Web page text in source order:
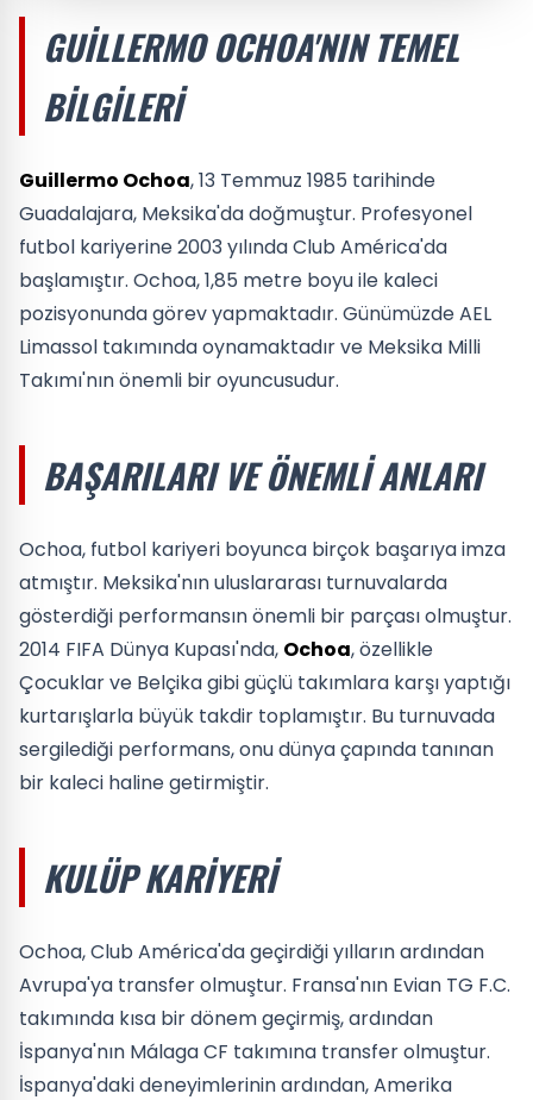
GUILLERMO OCHOA'NIN TEMEL
BILGILERI
Guillermo Ochoa, 13 Temmuz 1985 tarihinde
Guadalajara, Meksika'da doğmuştur. Profesyonel
futbol kariyerine 2003 yılında Club América'da
başlamıştır. Ochoa, 1,85 metre boyu ile kaleci
pozisyonunda görev yapmaktadır. Günümüzde AEL
Limassol takımında oynamaktadır ve Meksika Milli
Takımı'nın önemli bir oyuncusudur.
BAŞARILARI VE ÖNEMLI ANLARI
Ochoa, futbol kariyeri boyunca birçok başarıya imza
atmıştır. Meksika'nın uluslararası turnuvalarda
gösterdiği performansın önemli bir parçası olmuştur.
2014 FIFA Dünya Kupası'nda, Ochoa, özellikle
Çocuklar ve Belçika gibi güçlü takımlara karşı yaptığı
kurtarışlarla büyük takdir toplamıştır. Bu turnuvada
sergilediği performans, onu dünya çapında tanınan
bir kaleci haline getirmiştir.
KULÜP KARIYERI
Ochoa, Club América'da geçirdiği yılların ardından
Avrupa'ya transfer olmuştur. Fransa'nın Evian TG F.C.
takımında kısa bir dönem geçirmiş, ardından
İspanya'nın Málaga CF takımına transfer olmuştur.
İspanya'daki deneyimlerinin ardından, Amerika